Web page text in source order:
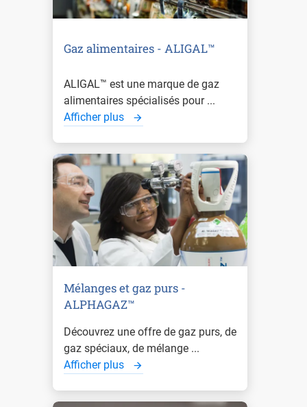
Gaz alimentaires - ALIGAL™
ALIGAL™ est une marque de gaz
alimentaires spécialisés pour ...
Afficher plus
Mélanges et gaz purs -
ALPHAGAZ™
Découvrez une offre de gaz purs, de
gaz spéciaux, de mélange ...
Afficher plus